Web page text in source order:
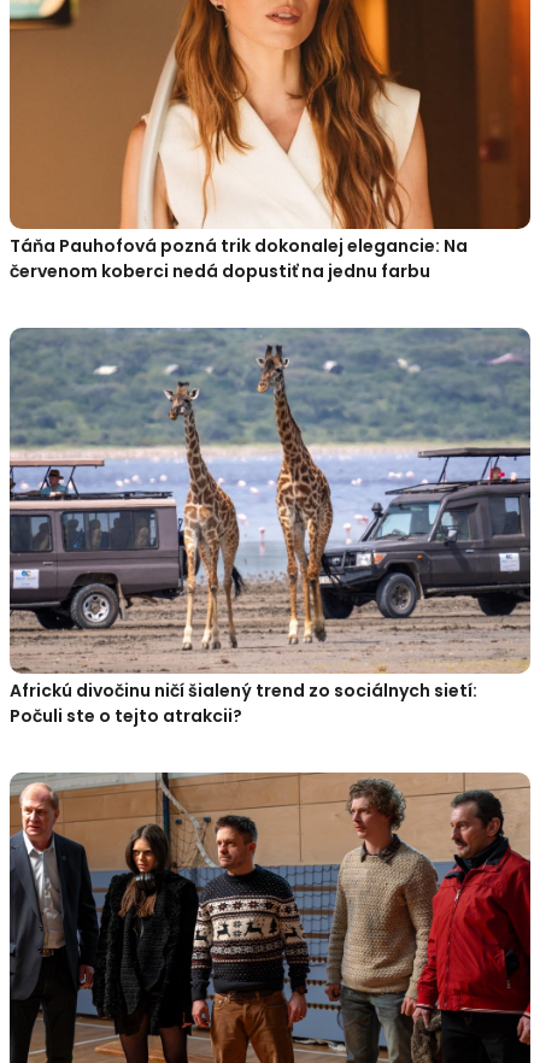
Táňa Pauhofová pozná trik dokonalej elegancie: Na
červenom koberci nedá dopustiť na jednu farbu
Africkú divočinu ničí šialený trend zo sociálnych sietí:
Počuli ste o tejto atrakcii?